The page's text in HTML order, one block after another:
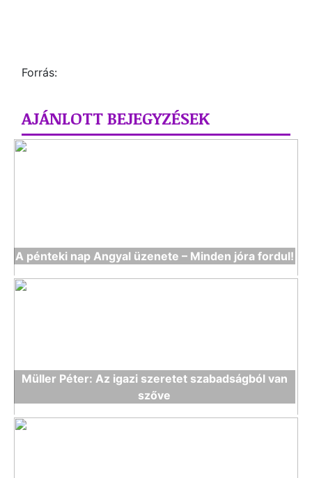
Forrás:
AJÁNLOTT BEJEGYZÉSEK
A pénteki nap Angyal üzenete – Minden jóra fordul!
Müller Péter: Az igazi szeretet szabadságból van
szőve